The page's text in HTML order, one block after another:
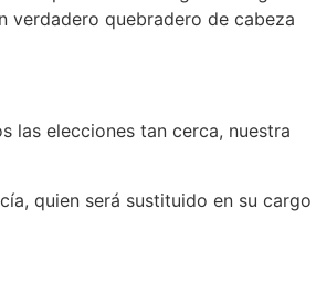
verdadero quebradero de cabeza
las elecciones tan cerca, nuestra
quien será sustituido en su cargo